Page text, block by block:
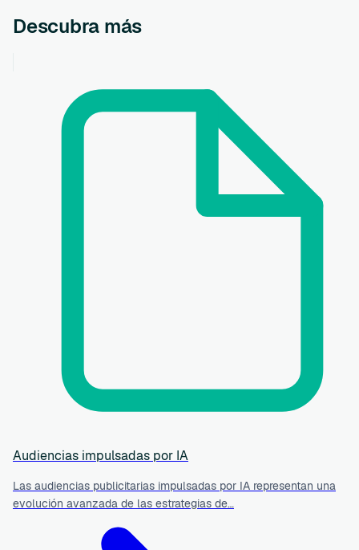
Descubra más
Audiencias impulsadas por IA
Las audiencias publicitarias impulsadas por IA representan una
evolución avanzada de las estrategias de…